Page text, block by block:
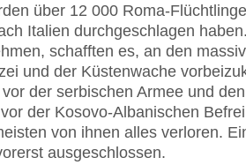
über 12 000 Roma-
Italien durchgeschlagen
schafften es, an den
und der Küstenwache
der serbischen Armee und den
der Kosovo-Albanischen
von ihnen alles verloren.
ausgeschlossen.